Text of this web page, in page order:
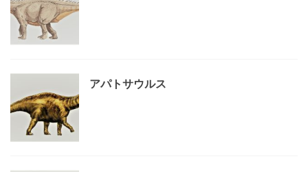
アパトサウルス